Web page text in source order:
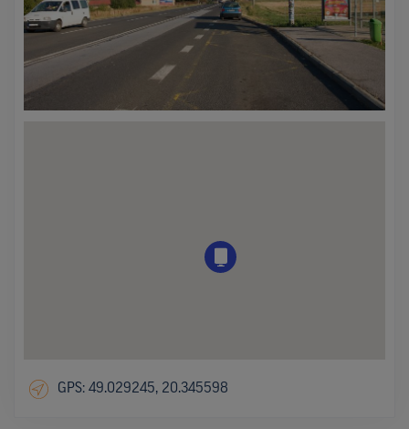
GPS: 49.029245, 20.345598